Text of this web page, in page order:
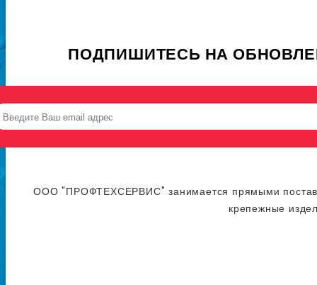
ПОДПИШИТЕСЬ НА
ООО "ПРОФТЕХСЕРВИС" занимается прямыми
крепежные